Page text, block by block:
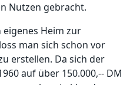
Nutzen gebracht.
Heim zur
man sich schon vor
erstellen. Da sich der
auf über 150.000,-- DM